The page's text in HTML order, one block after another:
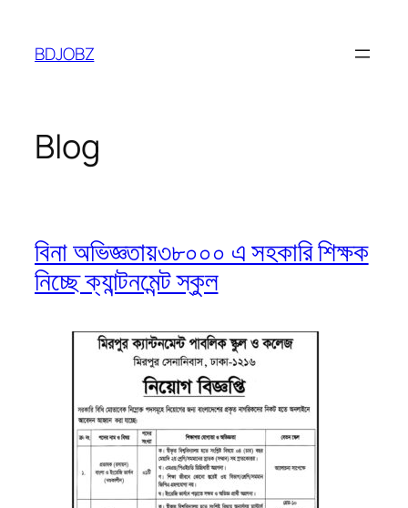
content
BDJOBZ
Blog
বিনা অভিজ্ঞতায়৩৮০০০ এ সহকারি শিক্ষক
নিচ্ছে ক্যান্টনমেন্ট স্কুল